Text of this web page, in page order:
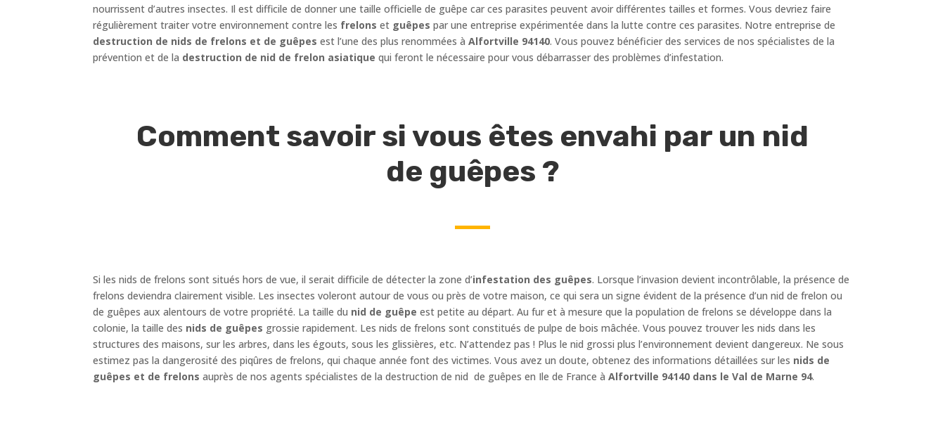
nourrissent d’autres insectes. Il est difficile de donner une taille officielle de guêpe car ces parasites peuvent avoir différentes tailles et formes. Vous devriez faire
régulièrement traiter votre environnement contre les frelons et guêpes par une entreprise expérimentée dans la lutte contre ces parasites. Notre entreprise de
destruction de nids de frelons et de guêpes est l’une des plus renommées à Alfortville 94140. Vous pouvez bénéficier des services de nos spécialistes de la
prévention et de la destruction de nid de frelon asiatique qui feront le nécessaire pour vous débarrasser des problèmes d’infestation.
Comment savoir si vous êtes envahi par un nid
de guêpes ?
Si les nids de frelons sont situés hors de vue, il serait difficile de détecter la zone d’infestation des guêpes. Lorsque l’invasion devient incontrôlable, la présence de
frelons deviendra clairement visible. Les insectes voleront autour de vous ou près de votre maison, ce qui sera un signe évident de la présence d’un nid de frelon ou
de guêpes aux alentours de votre propriété. La taille du nid de guêpe est petite au départ. Au fur et à mesure que la population de frelons se développe dans la
colonie, la taille des nids de guêpes grossie rapidement. Les nids de frelons sont constitués de pulpe de bois mâchée. Vous pouvez trouver les nids dans les
structures des maisons, sur les arbres, dans les égouts, sous les glissières, etc. N’attendez pas ! Plus le nid grossi plus l’environnement devient dangereux. Ne sous
estimez pas la dangerosité des piqûres de frelons, qui chaque année font des victimes. Vous avez un doute, obtenez des informations détaillées sur les nids de
guêpes et de frelons auprès de nos agents spécialistes de la destruction de nid de guêpes en Ile de France à Alfortville 94140 dans le Val de Marne 94.